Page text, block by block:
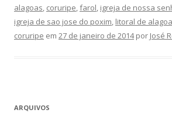
alagoas, coruripe,farol, igreja de nossa
igreja de sao jose do poxim, litoral de
coruripe em 27 de janeiro de 2014por José
ARQUIVOS